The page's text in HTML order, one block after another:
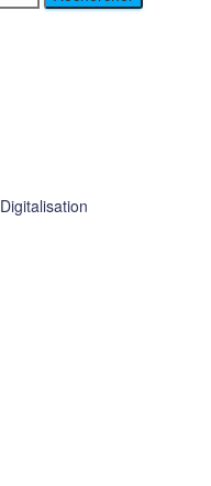
Digitalisation